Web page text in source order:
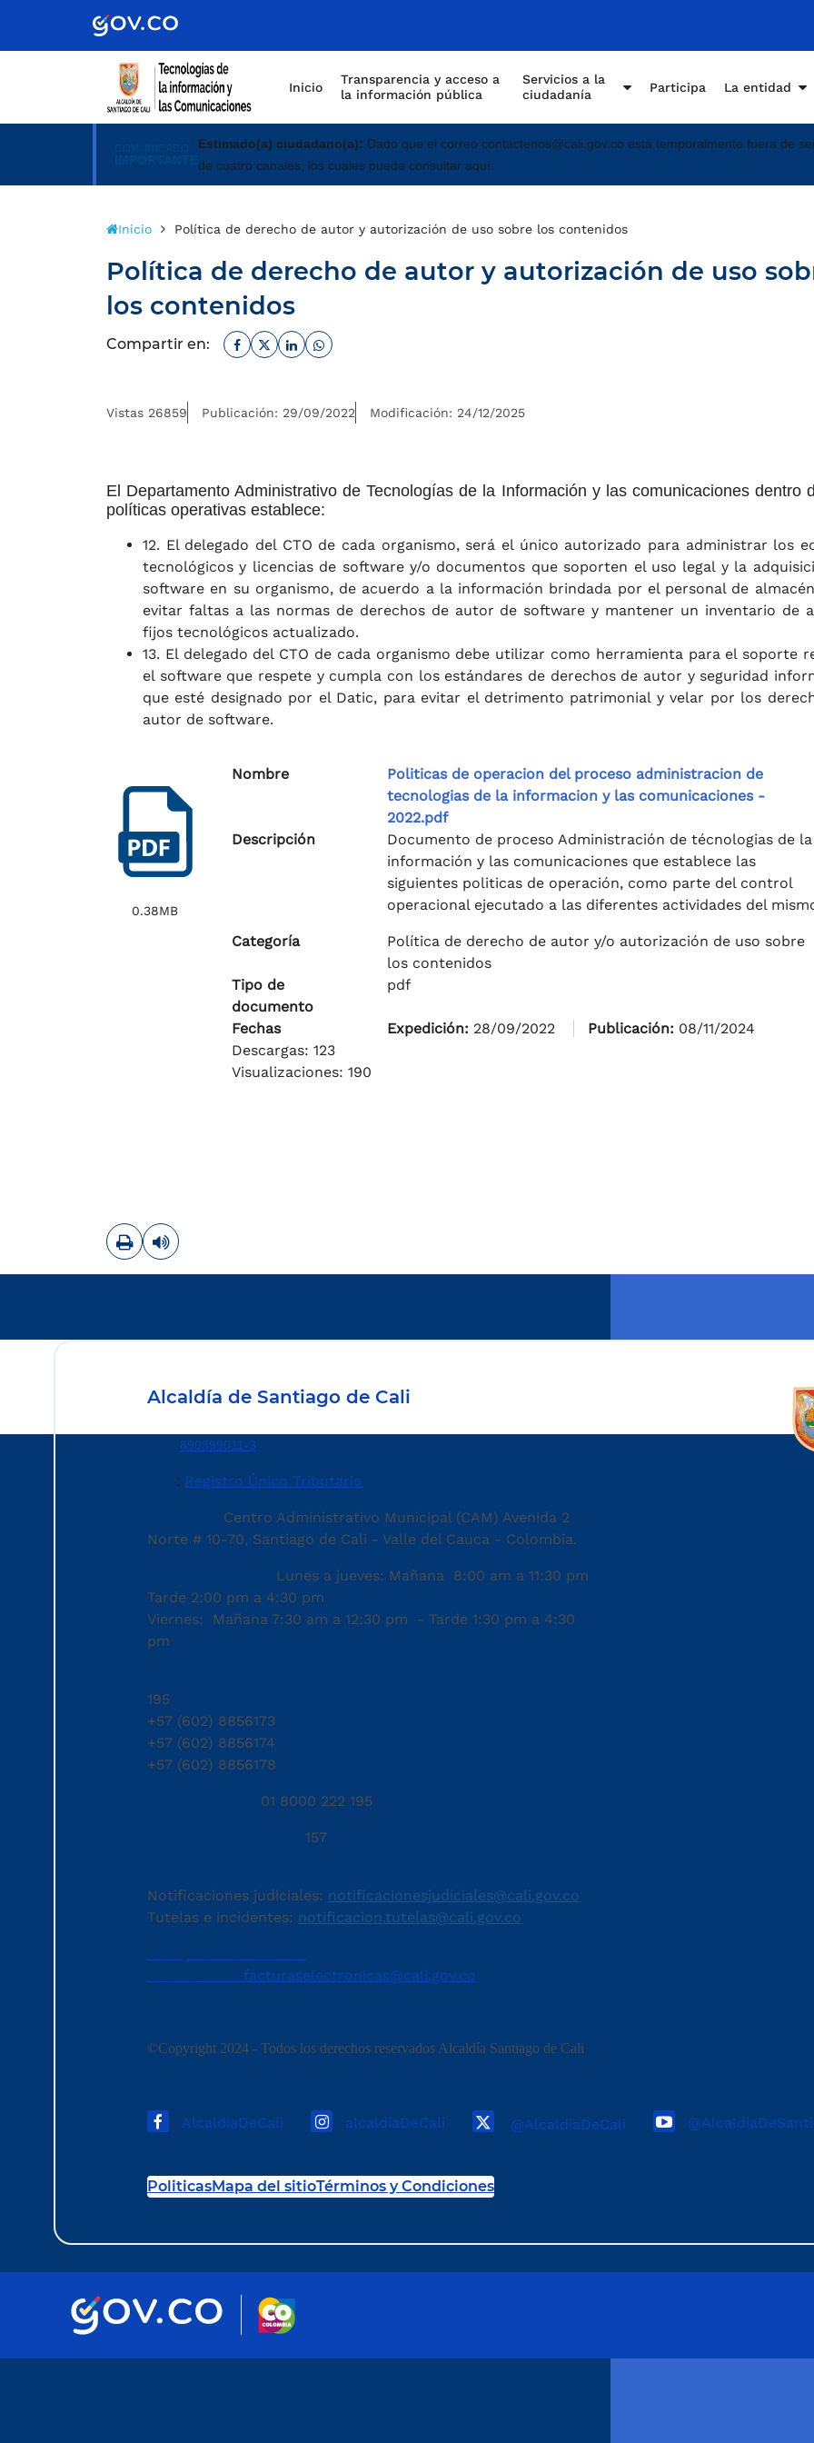
de Gobierno
Inicio
Transparencia y acceso a
la información pública
Servicios a la
ciudadanía
Participa La entidad
Estimado(a) ciudadano(a): Dado que el correo contactenos@cali.gov.co está temporalmente fuera de
de cuatro canales, los cuales puede consultar aquí.
Inicio Política de derecho de autor y autorización de uso sobre los contenidos
Política de derecho de autor y autorización de uso
los contenidos
Compartir en: Facebook
TwitterLinkedinWhatsapp
Vistas 26859 Publicación: 29/09/2022 Modificación: 24/12/2025
El Departamento Administrativo de Tecnologías de la Información y las comunicaciones dentro
políticas operativas establece:
12. El delegado del CTO de cada organismo, será el único autorizado para administrar los
tecnológicos y licencias de software y/o documentos que soporten el uso legal y la
software en su organismo, de acuerdo a la información brindada por el personal de
evitar faltas a las normas de derechos de autor de software y mantener un inventario de
fijos tecnológicos actualizado.
13. El delegado del CTO de cada organismo debe utilizar como herramienta para el soporte
el software que respete y cumpla con los estándares de derechos de autor y seguridad
que esté designado por el Datic, para evitar el detrimento patrimonial y velar por los
autor de software.
0.38MB
Nombre
Politicas de operacion del proceso administracion de
tecnologias de la informacion y las comunicaciones -
2022.pdf
Descripción
Documento de proceso Administración de técnologias de la
información y las comunicaciones que establece las
siguientes politicas de operación, como parte del control
operacional ejecutado a las diferentes actividades del
Categoría
Política de derecho de autor y/o autorización de uso sobre
los contenidos
Tipo de
documento
pdf
Fechas Expedición: 28/09/2022 Publicación: 08/11/2024
Descargas: 123
Visualizaciones: 190
ImprimirLeer contenido
Alcaldía de Santiago de Cali
890399011-3
: Registro Único Tributario
Centro Administrativo Municipal (CAM) Avenida 2
Norte # 10-70, Santiago de Cali - Valle del Cauca - Colombia.
Lunes a jueves: Mañana 8:00 am a 11:30 pm
Tarde 2:00 pm a 4:30 pm
Viernes: Mañana 7:30 am a 12:30 pm - Tarde 1:30 pm a 4:30
pm
195
+57 (602) 8856173
+57 (602) 8856174
+57 (602) 8856178
01 8000 222 195
157
Notificaciones judiciales: notificacionesjudiciales@cali.gov.co
Tutelas e incidentes: notificacion.tutelas@cali.gov.co
facturaselectronicas@cali.gov.co
©Copyright 2024 - Todos los derechos reservados Alcaldía Santiago de Cali
AlcaldiaDeCali alcaldiaDeCali @AlcaldiaDeCali
PoliticasMapa del sitioTérminos y Condiciones